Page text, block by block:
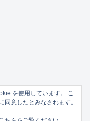
を使用しています。 こ
意したとみなされます。